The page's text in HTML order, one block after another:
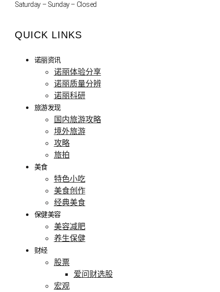
Saturday – Sunday – Closed
QUICK LINKS
诺丽资讯
诺丽体验分享
诺丽质量分辨
诺丽科研
旅游发现
国内旅游攻略
境外旅游
攻略
旅拍
美食
特色小吃
美食创作
经典美食
保健美容
美容减肥
养生保健
财经
股票
爱问财选股
宏观